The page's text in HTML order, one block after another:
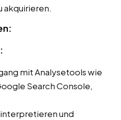
akquirieren.
mit Analysetools wie
Search Console,
und